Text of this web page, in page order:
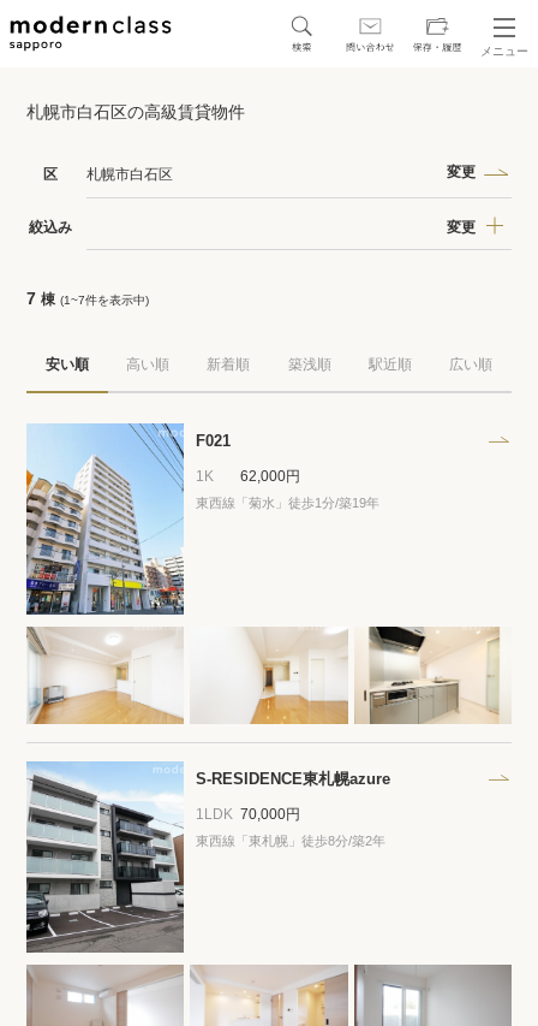
メニュー
アクセスランキング
保存した物件
閲覧履歴
保存した検索条件
希望条件を伝えてプロに探してもらう
来店予約
各種お問い合わせ
高級賃貸物件コラム modern classについて
札幌市白石区の高級賃貸物件
区 札幌市白石区 変更
絞込み 変更
7 棟 (1~7件を表示中)
安い順 高い順 新着順 築浅順 駅近順 広い順
F021
1K 62,000円
東西線「菊水」徒歩1分/築19年
S-RESIDENCE東札幌azure
1LDK 70,000円
東西線「東札幌」徒歩8分/築2年